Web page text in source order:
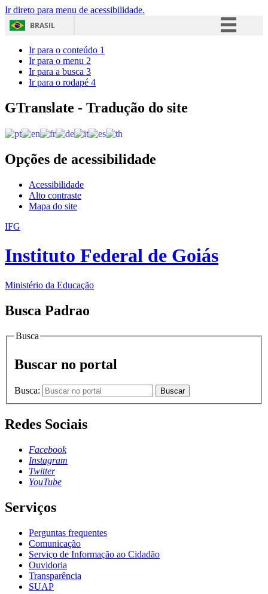
Ir direto para menu de acessibilidade.
BRASIL
Acesso à informação
Ir para o conteúdo 1
Ir para o menu 2
Ir para a busca 3
Ir para o rodapé 4
GTranslate - Tradução do site
Opções de acessibilidade
Acessibilidade
Alto contraste
Mapa do site
IFG
Instituto Federal de Goiás
Ministério da Educação
Busca Padrao
Busca
Buscar no portal
Busca: Buscar
Redes Sociais
Facebook
Instagram
Twitter
YouTube
Serviços
Perguntas frequentes
Comunicação
Serviço de Informação ao Cidadão
Ouvidoria
Transparência
SUAP